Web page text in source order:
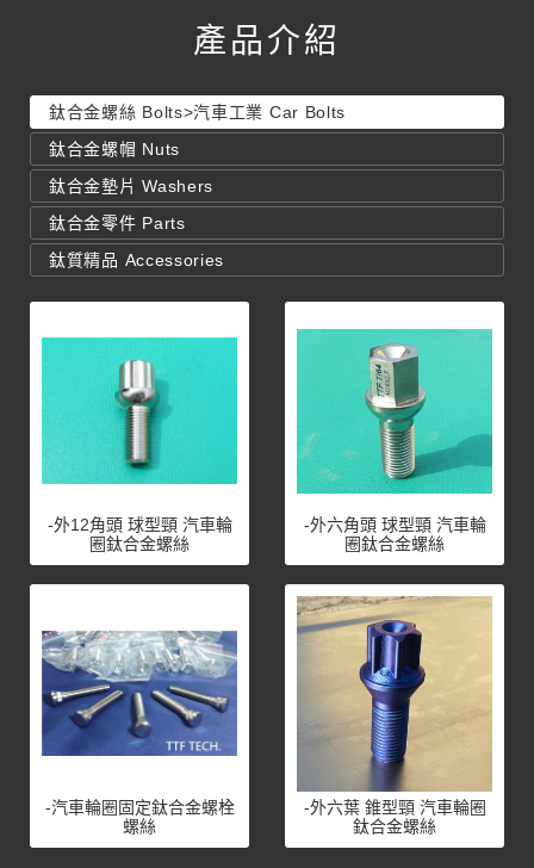
產品介紹
鈦合金螺絲 Bolts>汽車工業 Car Bolts
鈦合金螺帽 Nuts
鈦合金墊片 Washers
鈦合金零件 Parts
鈦質精品 Accessories
-外12角頭 球型頸 汽車輪
圈鈦合金螺絲
-外六角頭 球型頸 汽車輪
圈鈦合金螺絲
-汽車輪圈固定鈦合金螺栓
螺絲
-外六葉 錐型頸 汽車輪圈
鈦合金螺絲